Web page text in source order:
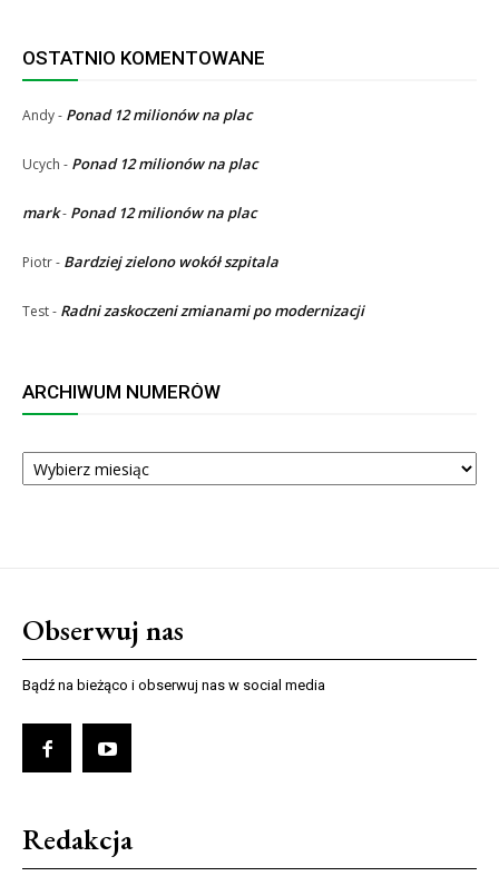
OSTATNIO KOMENTOWANE
Andy- Ponad 12 milionów na plac
Ucych - Ponad 12 milionów na plac
mark- Ponad 12 milionów na plac
Piotr- Bardziej zielono wokół szpitala
Test- Radni zaskoczeni zmianami po modernizacji
ARCHIWUM NUMERÓW
ARCHIWUM
NUMERÓW
Obserwuj nas
Bądź na bieżąco i obserwuj nas w social media
Redakcja